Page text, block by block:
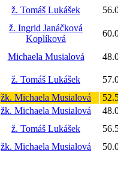
ž. Tomáš Lukášek
ž. Ingrid Janáčková
Koplíková
Michaela Musialová
ž. Tomáš Lukášek
žk. Michaela Musialová
žk. Michaela Musialová
ž. Tomáš Lukášek
žk. Michaela Musialová